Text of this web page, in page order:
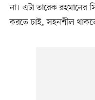
না। এটা তারেক রহমানের
করতে চাই, সহনশীল